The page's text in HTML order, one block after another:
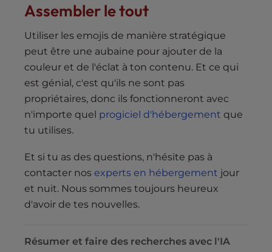
Assembler le tout
Utiliser les emojis de manière stratégique
peut être une aubaine pour ajouter de la
couleur et de l'éclat à ton contenu. Et ce qui
est génial, c'est qu'ils ne sont pas
propriétaires, donc ils fonctionneront avec
n'importe quel progiciel d'hébergement que
tu utilises.
Et si tu as des questions, n'hésite pas à
contacter nos experts en hébergement jour
et nuit. Nous sommes toujours heureux
d'avoir de tes nouvelles.
Résumer et faire des recherches avec l'IA